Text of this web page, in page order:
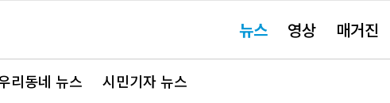
요뉴스 영상 매거진
리동네 뉴스 시민기자 뉴스